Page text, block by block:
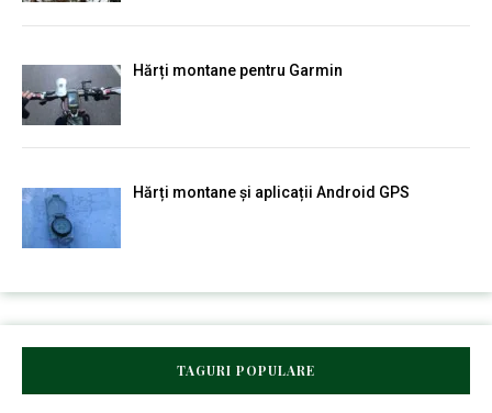
Hărți montane pentru Garmin
Hărți montane și aplicații Android GPS
TAGURI POPULARE